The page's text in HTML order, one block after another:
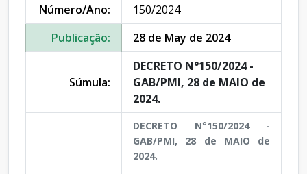
Número/Ano:
150/2024
Publicação:
28 de May de 2024
Súmula:
DECRETO N°150/2024 -
GAB/PMI, 28 de MAIO de
2024.
DECRETO N°150/2024 -
GAB/PMI, 28 de MAIO de
2024.